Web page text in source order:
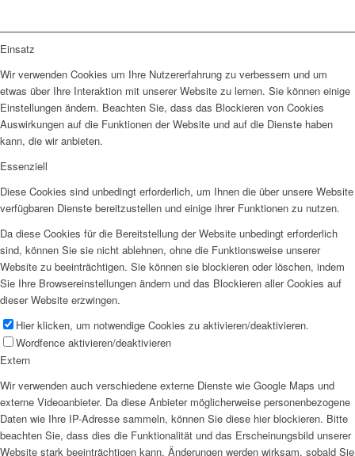
Einsatz
Wir verwenden Cookies um Ihre Nutzererfahrung zu verbessern und um
etwas über Ihre Interaktion mit unserer Website zu lernen. Sie können einige
Einstellungen ändern. Beachten Sie, dass das Blockieren von Cookies
Auswirkungen auf die Funktionen der Website und auf die Dienste haben
kann, die wir anbieten.
Essenziell
Diese Cookies sind unbedingt erforderlich, um Ihnen die über unsere Website
verfügbaren Dienste bereitzustellen und einige ihrer Funktionen zu nutzen.
Da diese Cookies für die Bereitstellung der Website unbedingt erforderlich
sind, können Sie sie nicht ablehnen, ohne die Funktionsweise unserer
Website zu beeinträchtigen. Sie können sie blockieren oder löschen, indem
Sie Ihre Browsereinstellungen ändern und das Blockieren aller Cookies auf
dieser Website erzwingen.
Hier klicken, um notwendige Cookies zu aktivieren/deaktivieren.
Wordfence aktivieren/deaktivieren
Extern
Wir verwenden auch verschiedene externe Dienste wie Google Maps und
externe Videoanbieter. Da diese Anbieter möglicherweise personenbezogene
Daten wie Ihre IP-Adresse sammeln, können Sie diese hier blockieren. Bitte
beachten Sie, dass dies die Funktionalität und das Erscheinungsbild unserer
Website stark beeinträchtigen kann. Änderungen werden wirksam, sobald Sie